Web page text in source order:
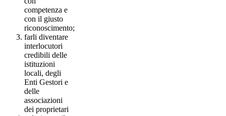
competenza e
con il giusto
riconoscimento;
farli diventare
interlocutori
credibili delle
istituzioni
locali, degli
Enti Gestori e
delle
associazioni
dei proprietari